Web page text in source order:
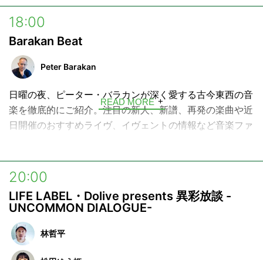
18:00
Barakan Beat
Peter Barakan
日曜の夜、ピーター・バラカンが深く愛する古今東西の音
楽を徹底的にご紹介。注目の新人、新譜、再発の楽曲や近
日開催のおすすめライヴ、イヴェントの情報など音楽ファ
リクエストも随時受け付け中。
そして時にはゲストをお迎えし、トーク＆スタジオ・ライ
ヴ・セッションもお楽しみいただけます。大好評「名盤片
面」のコーナーもあります。
READ MORE
20:00
LIFE LABEL・Dolive presents 異彩放談 -
UNCOMMON DIALOGUE-
林哲平